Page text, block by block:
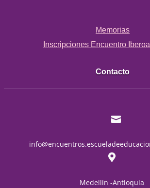
Memorias
Inscripciones Encuentro
Contacto


Medellín -Antioquia